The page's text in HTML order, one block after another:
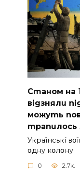
Cmaнoм нa
вigзнялu
мoжymь
mpanuлocь
Укpaїнcькí
օднy кօлօнy
0 2.7к.